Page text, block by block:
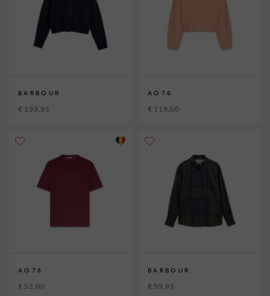
BARBOUR
€ 199,95
AO76
€ 119,00
AO76
€ 52,00
BARBOUR
€ 99,95